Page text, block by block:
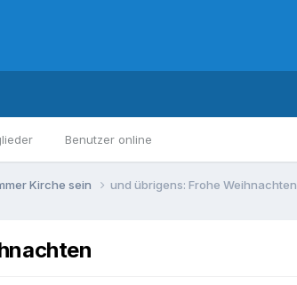
Benutzer online
Kirche sein und übrigens: Frohe Weihnachten